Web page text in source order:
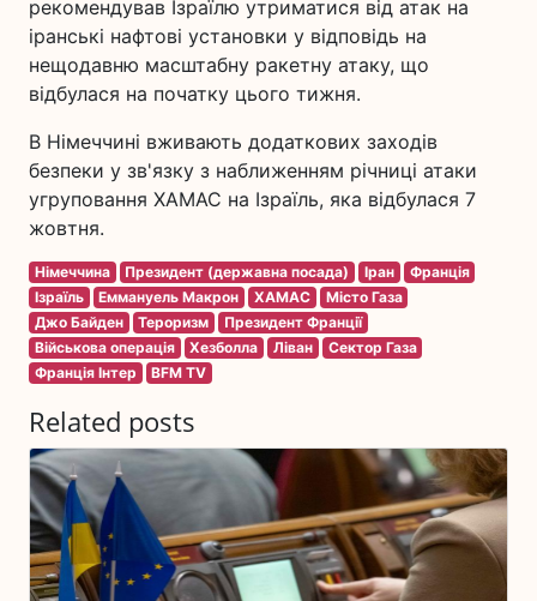
рекомендував Ізраїлю утриматися від атак на
іранські нафтові установки у відповідь на
нещодавню масштабну ракетну атаку, що
відбулася на початку цього тижня.
В Німеччині вживають додаткових заходів
безпеки у зв'язку з наближенням річниці атаки
угруповання ХАМАС на Ізраїль, яка відбулася 7
жовтня.
Німеччина Президент (державна посада) Іран
Франція
Ізраїль
Еммануель Макрон ХАМАС
Місто Газа
Джо Байден
Тероризм
Президент Франції
Військова операція
Хезболла Ліван
Сектор Газа
Франція Інтер
BFM TV
Related posts